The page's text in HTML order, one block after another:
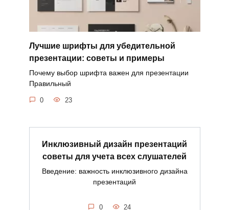
Лучшие шрифты для убедительной
презентации: советы и примеры
Почему выбор шрифта важен для презентации
Правильный
0 23
Инклюзивный дизайн презентаций
советы для учета всех слушателей
Введение: важность инклюзивного дизайна
презентаций
0 24